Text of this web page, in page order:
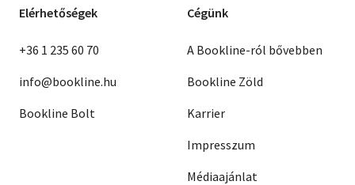
Elérhetőségek
+36 1 235 60 70
info@bookline.hu
Bookline Bolt
Cégünk
A Bookline-ról bővebben
Bookline Zöld
Karrier
Impresszum
Médiaajánlat